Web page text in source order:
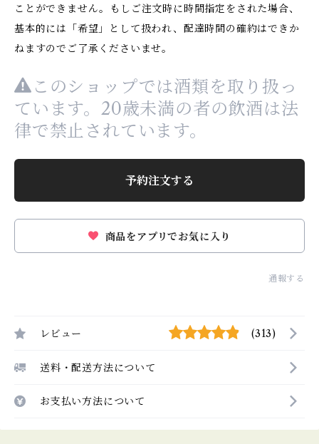
ことができません。もしご注文時に時間指定をされた場合、
基本的には「希望」として扱われ、配達時間の確約はできか
ねますのでご了承くださいませ。
このショップでは酒類を取り扱っ
ています。20歳未満の者の飲酒は法
律で禁止されています。
予約注文する
商品をアプリでお気に入り
通報する
レビュー (313)
送料・配送方法について
お支払い方法について